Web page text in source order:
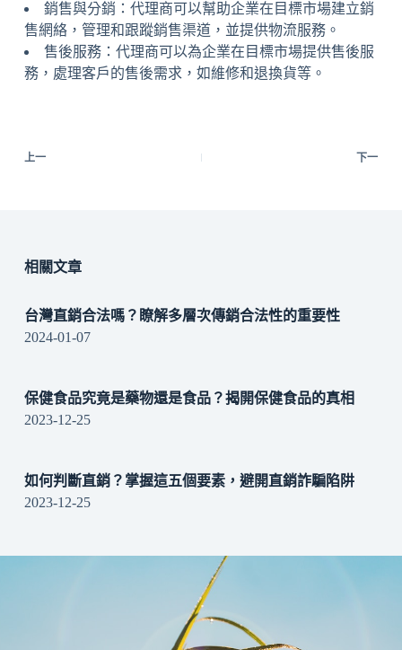
銷售與分銷：代理商可以幫助企業在目標市場建立銷
售網絡，管理和跟蹤銷售渠道，並提供物流服務。
售後服務：代理商可以為企業在目標市場提供售後服
務，處理客戶的售後需求，如維修和退換貨等。
上一 下一
相關文章
台灣直銷合法嗎？瞭解多層次傳銷合法性的重要性
2024-01-07
保健食品究竟是藥物還是食品？揭開保健食品的真相
2023-12-25
如何判斷直銷？掌握這五個要素，避開直銷詐騙陷阱
2023-12-25